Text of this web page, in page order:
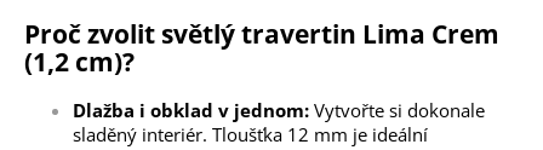
Proč zvolit světlý travertin Lima Crem
(1,2 cm)?
Dlažba i obklad v jednom: Vytvořte si dokonale
sladěný interiér. Tloušťka 12 mm je ideální